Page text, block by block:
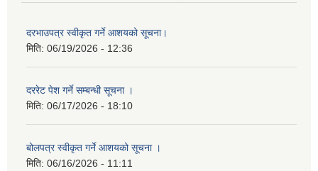
दरभाउपत्र स्वीकृत गर्ने आशयको सूचना।
मिति: 06/19/2026 - 12:36
दररेट पेश गर्ने सम्बन्धी सूचना ।
मिति: 06/17/2026 - 18:10
बोलपत्र स्वीकृत गर्ने आशयको सूचना ।
मिति: 06/16/2026 - 11:11